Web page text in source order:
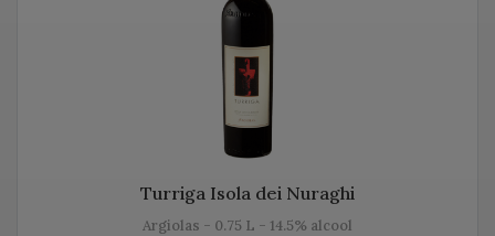
ajunge în întreaga lume și îi bucură pe cei ce îi cunosc
istoria, tradiția, modul de preparare, dar și pe cel de
Diversitatea etichetelor de vin de pe Vino Italia este
Turriga Isola dei Nuraghi
Argiolas - 0.75 L - 14.5% alcool